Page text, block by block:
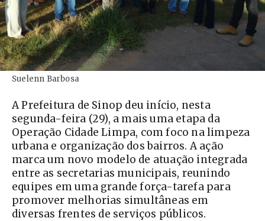
Suelenn Barbosa
A Prefeitura de Sinop deu início, nesta
segunda-feira (29), a mais uma etapa da
Operação Cidade Limpa, com foco na limpeza
urbana e organização dos bairros. A ação
marca um novo modelo de atuação integrada
entre as secretarias municipais, reunindo
equipes em uma grande força-tarefa para
promover melhorias simultâneas em
diversas frentes de serviços públicos.